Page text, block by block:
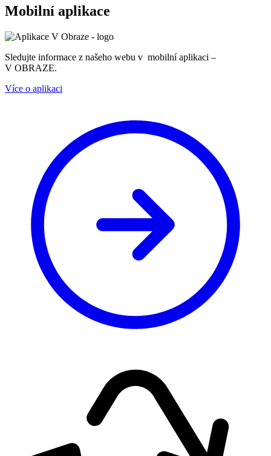
Mobilní aplikace
Sledujte informace z našeho webu v mobilní aplikaci –
V OBRAZE.
Více o aplikaci